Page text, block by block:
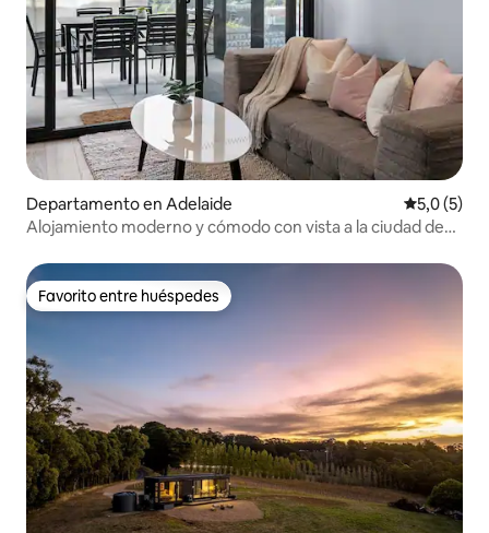
Departamento en Adelaide
5,0 (5)
Alojamiento moderno y cómodo con vista a la ciudad de
Favorito entre huéspedes
Favorito entre huéspedes